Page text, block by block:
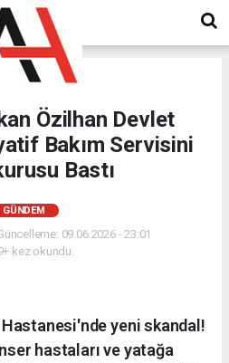
Özilhan Devlet
Bakım Servisini
Bastı
GÜNDEM
09.06.2026 - 23:01
kez okundu.
yeni skandal!
hastaları ve yatağa